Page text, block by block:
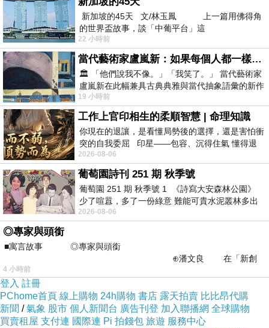
想要購買任選-KUSOTOP多功能百變魔術頭巾－
原創系列023已經想很多天了!也求助谷哥大神 發
現任選-KUSOTOP多功能百變魔術頭巾－原創系
列023的評價真的不錯想想哪裡買最便宜.心得文.
試用文.分享文行李箱/旅遊用品分享推薦.好用.推
薦.評價.熱銷.開箱文.優缺點比較
最後選擇在這購買任選-KUSOTOP多功能百變魔
術頭巾－原創系列023 的原因,是因為比較有保
障,也不會遇到詐騙集 企業融資 銀行
擇在這購入
更多資料、資訊參考分享↓↓↓
新加坡的45天 文/林玉鳳 上一篇用佛得角
的世界盃故事，談「中葡平台」這
22 小時前
當代藝術家盧嵐新：如果每個人都一樣，這世界該有多無聊？
🏛️ 「他們說我不像。」「我笑了。」 當代藝術家
盧嵐新在此幅兼具古典典雅與當代抽象語彙的新作
中，以沈靜的藍色空間為背景，描繪了
19 小時前
工作上官印相生的柔順智慧 | 命理知識
你現在的退讓，是看懂局勢後的選擇，還是害怕衝
突的自我委屈 印星——包容、沉得住氣 懂得退
一步觀察，不會
2026-08-06
葡萄園詩刊 251 期 秋季號
葡萄園 251 期 秋季號 1 《詩寫大安森林公園》
少了喧囂，多了一份綠意 難能可貴水泥叢林多出
一
2026-08-06
◎專家與頭銜
■寓言故事 ◎專家與頭銜
⊕潘文良 在「新創
之谷」裡——
4 小時前
登入 註冊
PChome首頁 線上購物 24h購物 書店 露天拍賣 比比昂代購
新聞 /氣象 股市 個人新聞台 廣告刊登 加入聯播網 全球購物
買賣租屋 支付連 國際連 Pi 拍錢包 旅遊 服務中心